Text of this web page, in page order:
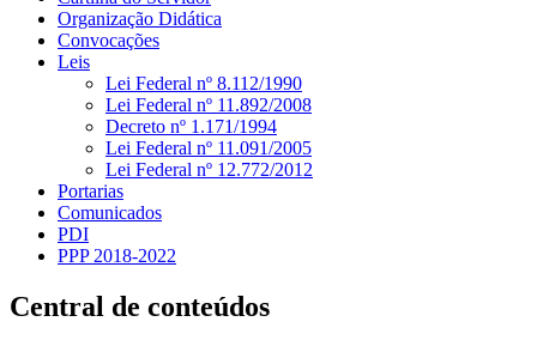
Organização Didática
Convocações
Leis
Lei Federal nº 8.112/1990
Lei Federal nº 11.892/2008
Decreto nº 1.171/1994
Lei Federal nº 11.091/2005
Lei Federal nº 12.772/2012
Portarias
Comunicados
PDI
PPP 2018-2022
Central de conteúdos